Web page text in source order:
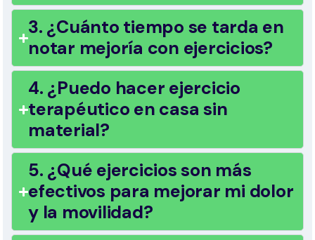
3. ¿Cuánto tiempo se tarda en
notar mejoría con ejercicios?
4. ¿Puedo hacer ejercicio
terapéutico en casa sin
material?
5. ¿Qué ejercicios son más
efectivos para mejorar mi dolor
y la movilidad?